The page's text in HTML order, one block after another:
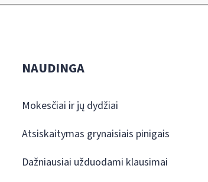
NAUDINGA
Mokesčiai ir jų dydžiai
Atsiskaitymas grynaisiais pinigais
Dažniausiai užduodami klausimai